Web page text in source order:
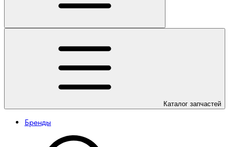
Каталог запчастей
Бренды